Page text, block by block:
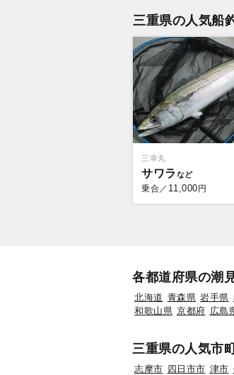
三重県の人気船
三幸丸
サワラ
乗合／ 11,000 円
各都道府県の潮
北海道 青森県 岩手県
和歌山県 京都府 広島
三重県の人気市
志摩市 四日市市 津市